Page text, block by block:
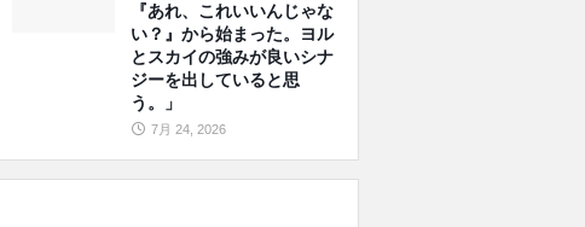
『あれ、これいいんじゃな
い？』から始まった。ヨル
とスカイの強みが良いシナ
ジーを出していると思
う。」
7月 24, 2026